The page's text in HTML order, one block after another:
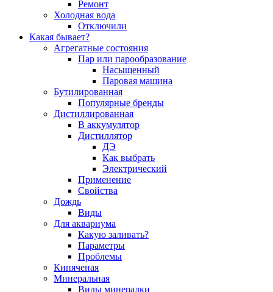
Ремонт
Холодная вода
Отключили
Какая бывает?
Агрегатные состояния
Пар или парообразование
Насыщенный
Паровая машина
Бутилированная
Популярные бренды
Дистиллированная
В аккумулятор
Дистиллятор
ДЭ
Как выбрать
Электрический
Применение
Свойства
Дождь
Виды
Для аквариума
Какую заливать?
Параметры
Проблемы
Кипяченая
Минеральная
Виды минералки